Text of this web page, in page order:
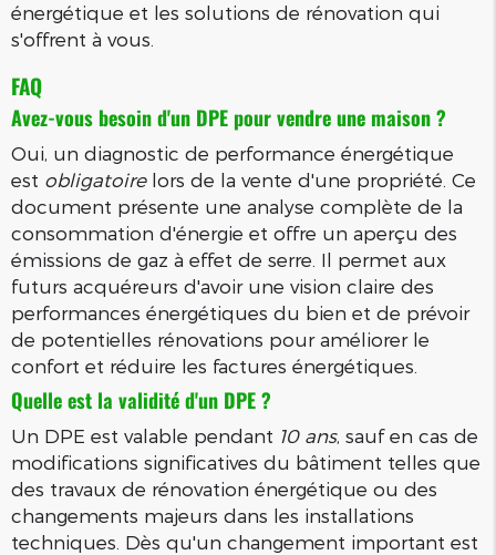
énergétique et les solutions de rénovation qui
s'offrent à vous.
FAQ
Avez-vous besoin d'un DPE pour vendre une maison ?
Oui, un diagnostic de performance énergétique
est obligatoirelors de la vente d'une propriété. Ce
document présente une analyse complète de la
consommation d'énergie et offre un aperçu des
émissions de gaz à effet de serre. Il permet aux
futurs acquéreurs d'avoir une vision claire des
performances énergétiques du bien et de prévoir
de potentielles rénovations pour améliorer le
confort et réduire les factures énergétiques.
Quelle est la validité d'un DPE ?
Un DPE est valable pendant 10 ans, sauf en cas de
modifications significatives du bâtiment telles que
des travaux de rénovation énergétique ou des
changements majeurs dans les installations
techniques. Dès qu'un changement important est